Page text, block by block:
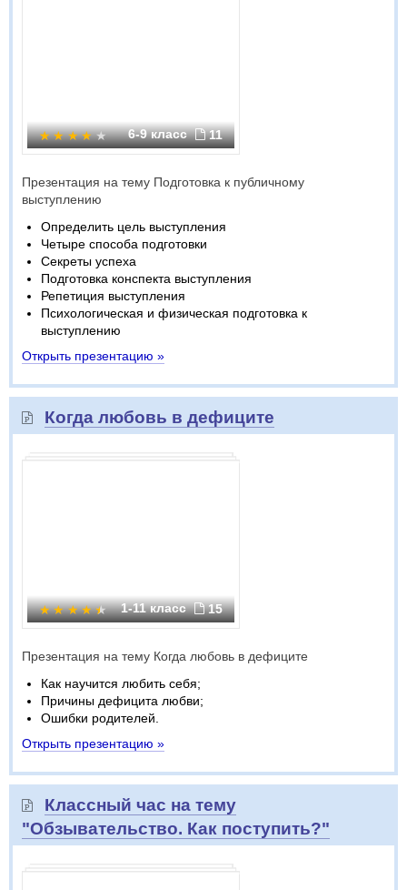
6-9 класс 11
Презентация на тему Подготовка к публичному
выступлению
Определить цель выступления
Четыре способа подготовки
Секреты успеха
Подготовка конспекта выступления
Репетиция выступления
Психологическая и физическая подготовка к
выступлению
Открыть презентацию »
Когда любовь в дефиците
1-11 класс 15
Презентация на тему Когда любовь в дефиците
Как научится любить себя;
Причины дефицита любви;
Ошибки родителей.
Открыть презентацию »
Классный час на тему
"Обзывательство. Как поступить?"